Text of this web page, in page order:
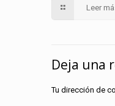
Leer
Deja una
Tu dirección de